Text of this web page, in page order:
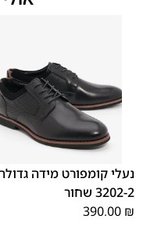
נעלי קומפורט מידה
3202-2 שחור
390.00 ₪